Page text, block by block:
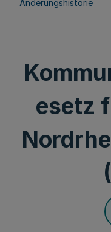
Änderungshistorie
esetz